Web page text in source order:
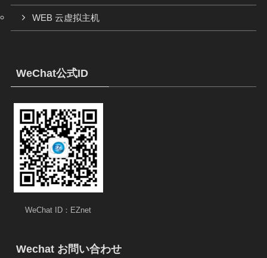
WEB 云虚拟主机
WeChat公式ID
WeChat ID：EZnet
Wechat お問い合わせ